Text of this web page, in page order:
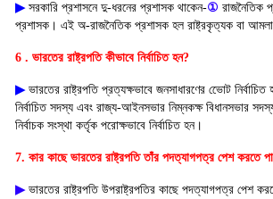
▶ সরকারি প্রশাসনে দু-ধরনের প্রশাসক থাকেন-① রাজনৈতিক
প্রশাসক। এই অ-রাজনৈতিক প্রশাসক হল রাষ্ট্রকৃত্যক বা
6 . ভারতের রাষ্ট্রপতি কীভাবে নির্বাচিত হন?
▶ ভারতের রাষ্ট্রপতি প্রত্যক্ষভাবে জনসাধারণের ভোেট
নির্বাচিত সদস্য এবং রাজ্য-আইনসভার নিম্নকক্ষ বিধানসভার
নির্বাচক সংস্থা কর্তৃক পরোক্ষভাবে নির্বাচিত হন।
7. কার কাছে ভারতের রাষ্ট্রপতি তাঁর পদত্যাগপত্র পেশ করতে
▶ ভারতের রাষ্ট্রপতি উপরাষ্ট্রপতির কাছে পদত্যাগপত্র পেশ